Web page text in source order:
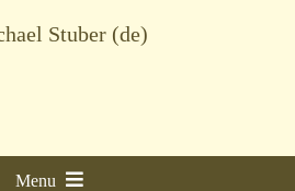
Menu